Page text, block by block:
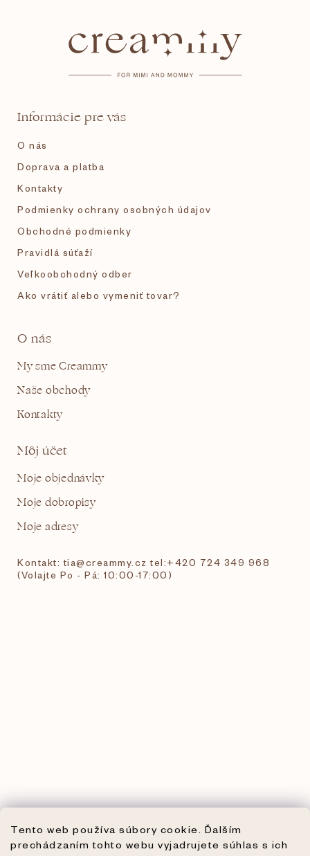
Tento web používa súbory cookie. Ďalším
prechádzaním tohto webu vyjadrujete súhlas s ich
Informácie pre vás
O nás
Doprava a platba
Kontakty
Podmienky ochrany osobných údajov
Obchodné podmienky
Pravidlá súťaží
Veľkoobchodný odber
Ako vrátiť alebo vymeniť tovar?
O nás
My sme Creammy
Naše obchody
Kontakty
Môj účet
Moje objednávky
Moje dobropisy
Moje adresy
Kontakt: tia@creammy.cz tel:+420 724 349 968
(Volajte Po - Pá: 10:00-17:00)